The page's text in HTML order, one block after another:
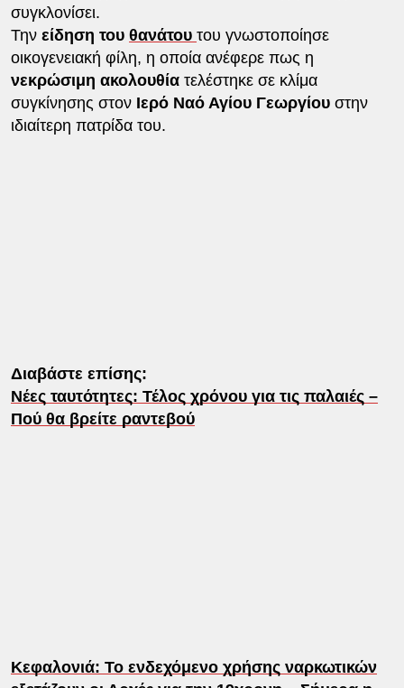
συγκλονίσει.
Την είδηση του θανάτου του γνωστοποίησε
οικογενειακή φίλη, η οποία ανέφερε πως η
νεκρώσιμη ακολουθία τελέστηκε σε κλίμα
συγκίνησης στον Ιερό Ναό Αγίου Γεωργίουστην
ιδιαίτερη πατρίδα του.
Διαβάστε επίσης:
Νέες ταυτότητες: Τέλος χρόνου για τις παλαιές –
Πού θα βρείτε ραντεβού
Κεφαλονιά: Το ενδεχόμενο χρήσης ναρκωτικών